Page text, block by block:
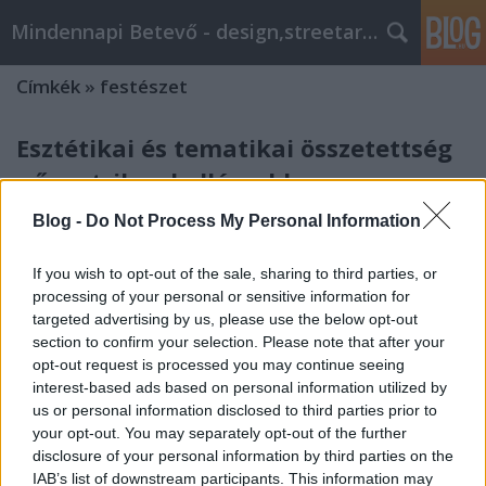
Blog - Do Not Process My Personal Information
If you wish to opt-out of the sale, sharing to third parties, or
processing of your personal or sensitive information for
targeted advertising by us, please use the below opt-out
section to confirm your selection. Please note that after your
opt-out request is processed you may continue seeing
interest-based ads based on personal information utilized by
us or personal information disclosed to third parties prior to
your opt-out. You may separately opt-out of the further
disclosure of your personal information by third parties on the
IAB’s list of downstream participants. This information may
Mindennapi Betevő - design,streetart,popkult,trend
Címkék » festészet
Esztétikai és tematikai összetettség
nőcentrikus kollázsokban
Zoltan Baranyai •2012. március 09.
Ainize Txopitea digitális kollázsokban jeleníti meg
összetett, kaotikus érzelmi, konceptuális,
tapasztalati tónusait, melyek egyszerre nyelvi és
képi médiumok által fejeződnek ki. Egy nőcentrikus
kritikai vonal kerül előtérbe Txopitea művészetében,
munkáinak pszichés tartalmai…
Nőcentrikus összetett nyelvezet
kollázsokban